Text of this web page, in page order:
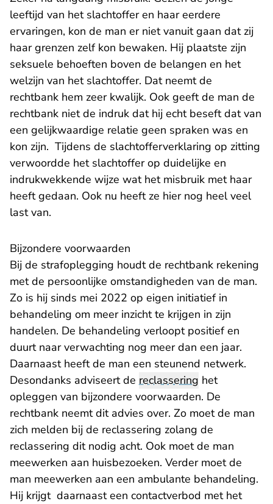
leeftijd van het slachtoffer en haar eerdere
ervaringen, kon de man er niet vanuit gaan dat zij
haar grenzen zelf kon bewaken. Hij plaatste zijn
seksuele behoeften boven de belangen en het
welzijn van het slachtoffer. Dat neemt de
rechtbank hem zeer kwalijk. Ook geeft de man de
rechtbank niet de indruk dat hij echt beseft dat van
een gelijkwaardige relatie geen spraken was en
kon zijn. Tijdens de slachtofferverklaring op zitting
verwoordde het slachtoffer op duidelijke en
indrukwekkende wijze wat het misbruik met haar
heeft gedaan. Ook nu heeft ze hier nog heel veel
last van.
Bijzondere voorwaarden
Bij de strafoplegging houdt de rechtbank rekening
met de persoonlijke omstandigheden van de man.
Zo is hij sinds mei 2022 op eigen initiatief in
behandeling om meer inzicht te krijgen in zijn
handelen. De behandeling verloopt positief en
duurt naar verwachting nog meer dan een jaar.
Daarnaast heeft de man een steunend netwerk.
Desondanks adviseert de reclassering het
opleggen van bijzondere voorwaarden. De
rechtbank neemt dit advies over. Zo moet de man
zich melden bij de reclassering zolang de
reclassering dit nodig acht. Ook moet de man
meewerken aan huisbezoeken. Verder moet de
man meewerken aan een ambulante behandeling.
Hij krijgt daarnaast een contactverbod met het